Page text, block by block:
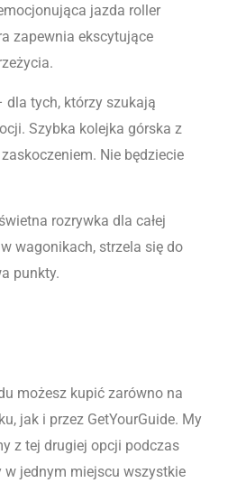
jazda roller
zapewnia ekscytujące
dla tych, którzy szukają
Szybka kolejka górska z
Nie będziecie
rozrywka dla całej
wagonikach, strzela się do
punkty.
możesz kupić zarówno na
jak i przez GetYourGuide. My
z tej drugiej opcji podczas
w jednym miejscu wszystkie